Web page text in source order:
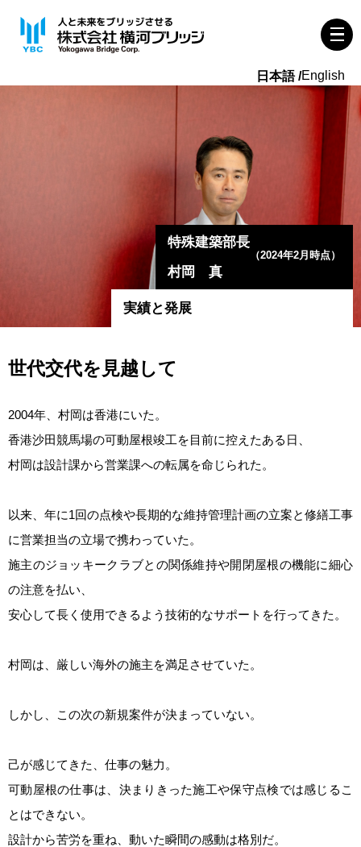
English
特殊建築部長
（2024年2月時点）
村岡 真
実績と発展
世代交代を見越して
2004年、村岡は香港にいた。
香港沙田競馬場の可動屋根竣工を目前に控えたある日、
村岡は設計課から営業課への転属を命じられた。
以来、年に1回の点検や長期的な維持管理計画の立案と修繕工事
に営業担当の立場で携わっていた。
施主のジョッキークラブとの関係維持や開閉屋根の機能に細心
の注意を払い、
安心して長く使用できるよう技術的なサポートを行ってきた。
村岡は、厳しい海外の施主を満足させていた。
しかし、この次の新規案件が決まっていない。
己が感じてきた、仕事の魅力。
可動屋根の仕事は、決まりきった施工や保守点検では感じるこ
とはできない。
設計から苦労を重ね、動いた瞬間の感動は格別だ。